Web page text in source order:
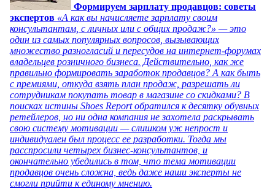
Формируем зарплату продавцов: советы
экспертов «А как вы начисляете зарплату своим
консультантам, с личных или с общих продаж?» — это
один из самых популярных вопросов, вызывающих
множество разногласий и пересудов на интернет-форумах
владельцев розничного бизнеса. Действительно, как же
правильно формировать заработок продавцов? А как быть
с премиями, откуда взять план продаж, разрешать ли
сотрудникам покупать товар в магазине со скидками? В
поисках истины Shoes Report обратился к десятку обувных
ретейлеров, но ни одна компания не захотела раскрывать
свою систему мотивации — слишком уж непрост и
индивидуален был процесс ее разработки. Тогда мы
расспросили четырех бизнес-консультантов, и
окончательно убедились в том, что тема мотивации
продавцов очень сложна, ведь даже наши эксперты не
смогли прийти к единому мнению.